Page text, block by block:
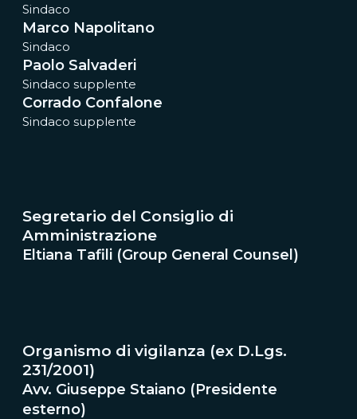
Sindaco
Marco Napolitano
Sindaco
Paolo Salvaderi
Sindaco supplente
Corrado Confalone
Sindaco supplente
Segretario del Consiglio di
Amministrazione
Eltiana Tafili (Group General Counsel)
Organismo di vigilanza (ex D.Lgs.
231/2001)
Avv. Giuseppe Staiano (Presidente
esterno)